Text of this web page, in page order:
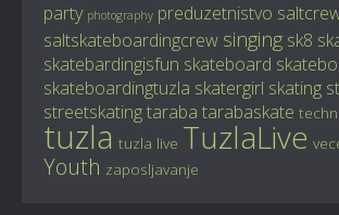
party photography preduzetnistvo
saltskateboardingcrew singing sk8
skatebardingisfun skateboard
skateboardingtuzla skatergirl skating
streetskatingtaraba tarabaskate
tuzla tuzla live TuzlaLive
Youth zaposljavanje